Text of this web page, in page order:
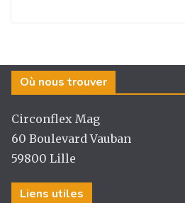
Où nous trouver
Circonflex Mag
60 Boulevard Vauban
59800 Lille
Liens utiles